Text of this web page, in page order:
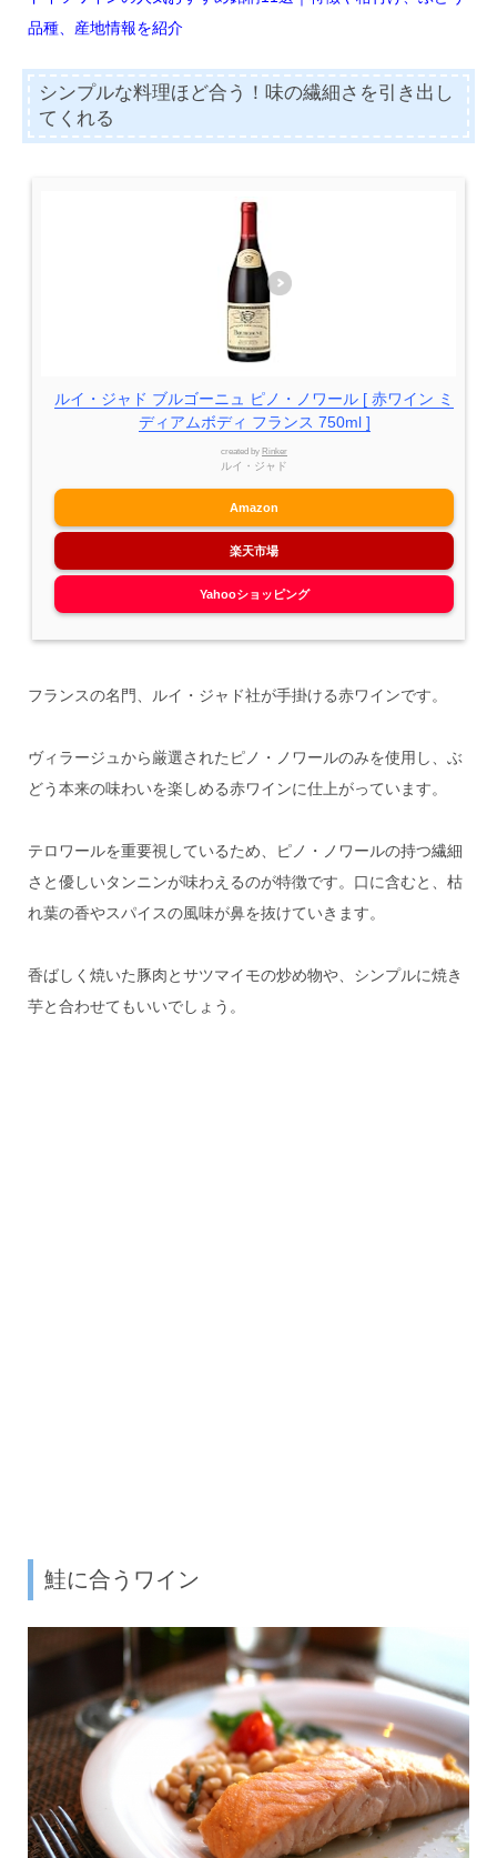
品種、産地情報を紹介
シンプルな料理ほど合う！味の繊細さを引き出し
てくれる
ルイ・ジャド ブルゴーニュ ピノ・ノワール [ 赤ワイン ミ
ディアムボディ フランス 750ml ]
created by Rinker
ルイ・ジャド
Amazon
楽天市場
Yahooショッピング
フランスの名門、ルイ・ジャド社が手掛ける赤ワインです。
ヴィラージュから厳選されたピノ・ノワールのみを使用し、ぶ
どう本来の味わいを楽しめる赤ワインに仕上がっています。
テロワールを重要視しているため、ピノ・ノワールの持つ繊細
さと優しいタンニンが味わえるのが特徴です。口に含むと、枯
れ葉の香やスパイスの風味が鼻を抜けていきます。
香ばしく焼いた豚肉とサツマイモの炒め物や、シンプルに焼き
芋と合わせてもいいでしょう。
鮭に合うワイン